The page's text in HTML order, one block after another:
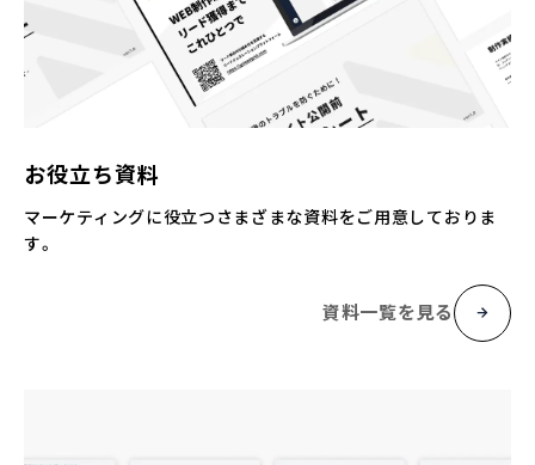
お役立ち資料
マーケティングに役立つさまざまな資料をご用意しておりま
す。
資料一覧を見る